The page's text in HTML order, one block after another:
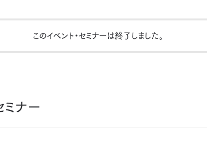
このイベント・セミナーは終了しました 。
ナー